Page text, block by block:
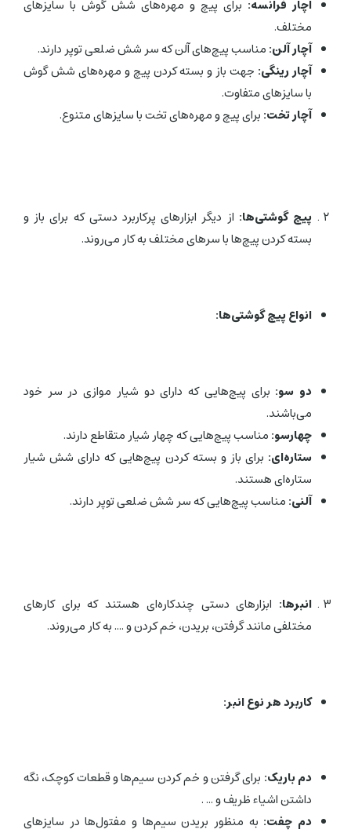
آچار فرانسه: برای پیچ و مهره‌های شش گوش با سایزهای
مختلف.
آچار آلن: مناسب پیچ‌های آلن که سر شش ضلعی توپر دارند.
آچار رینگی: جهت باز و بسته کردن پیچ و مهره‌های شش گوش
با سایزهای متفاوت.
آچار تخت: برای پیچ و مهره‌های تخت با سایزهای متنوع.
پیچ گوشتی‌ها: از دیگر ابزارهای پرکاربرد دستی که برای باز و
بسته کردن پیچ‌ها با سرهای مختلف به کار می‌روند.
انواع پیچ گوشتی‌ها:
دو سو: برای پیچ‌هایی که دارای دو شیار موازی در سر خود
می‌باشند.
چهارسو: مناسب پیچ‌هایی که چهار شیار متقاطع دارند.
ستاره‌ای: برای باز و بسته کردن پیچ‌هایی که دارای شش شیار
ستاره‌ای هستند.
آلنی: مناسب پیچ‌هایی که سر شش ضلعی توپر دارند.
انبرها: ابزارهای دستی چندکاره‌ای هستند که برای کارهای
مختلفی مانند گرفتن، بریدن، خم کردن و .... به کار می‌روند.
کاربرد هر نوع انبر:
دم باریک: برای گرفتن و خم کردن سیم‌ها و قطعات کوچک، نگه
داشتن اشیاء ظریف و ... .
دم چفت: به منظور بریدن سیم‌ها و مفتول‌ها در سایزهای